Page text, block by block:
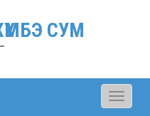
СУМ
Toggle